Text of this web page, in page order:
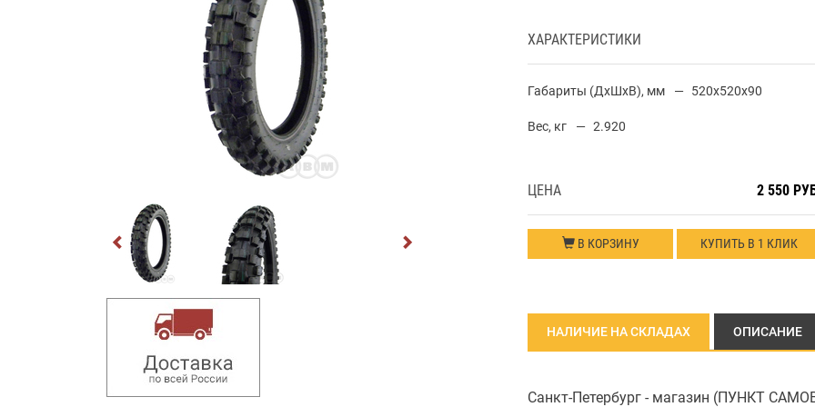
ХАРАКТЕРИСТИКИ
Габариты (ДхШхВ), мм 520x520x90
Вес, кг 2.920
ЦЕНА 2 550
В КОРЗИНУ КУПИТЬ В 1 КЛИК
НАЛИЧИЕ НА СКЛАДАХ ОПИСАНИЕ
Санкт-Петербург - магазин (ПУНКТ